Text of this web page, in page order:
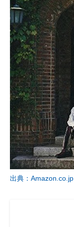
出典：Amazon.co.jp